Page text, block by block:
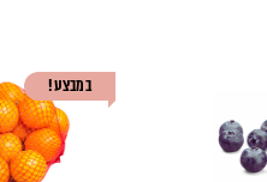
במבצע!